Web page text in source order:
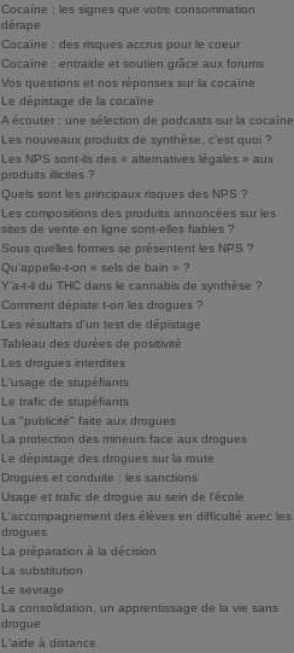
Cocaïne : les signes que votre consommation
dérape
Cocaïne : des risques accrus pour le coeur
Cocaïne : entraide et soutien grâce aux forums
Vos questions et nos réponses sur la cocaïne
Le dépistage de la cocaïne
A écouter : une sélection de podcasts sur la cocaïne
Les nouveaux produits de synthèse, c’est quoi ?
Les NPS sont-ils des « alternatives légales » aux
produits illicites ?
Quels sont les principaux risques des NPS ?
Les compositions des produits annoncées sur les
sites de vente en ligne sont-elles fiables ?
Sous quelles formes se présentent les NPS ?
Qu’appelle-t-on « sels de bain » ?
Y’a-t-il du THC dans le cannabis de synthèse ?
Comment dépiste t-on les drogues ?
Les résultats d'un test de dépistage
Tableau des durées de positivité
Les drogues interdites
L'usage de stupéfiants
Le trafic de stupéfiants
La "publicité" faite aux drogues
La protection des mineurs face aux drogues
Le dépistage des drogues sur la route
Drogues et conduite : les sanctions
Usage et trafic de drogue au sein de l'école
L'accompagnement des élèves en difficulté avec les
drogues
La préparation à la décision
La substitution
Le sevrage
La consolidation, un apprentissage de la vie sans
drogue
L'aide à distance